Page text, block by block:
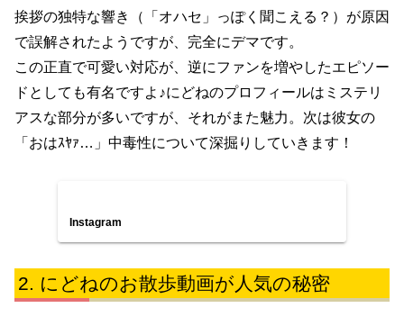
挨拶の独特な響き（「オハセ」っぽく聞こえる？）が原因
で誤解されたようですが、完全にデマです。
この正直で可愛い対応が、逆にファンを増やしたエピソー
ドとしても有名ですよ♪にどねのプロフィールはミステリ
アスな部分が多いですが、それがまた魅力。次は彼女の
「おはｽﾔｧ…」中毒性について深掘りしていきます！
Instagram
にどねのお散歩動画が人気の秘密